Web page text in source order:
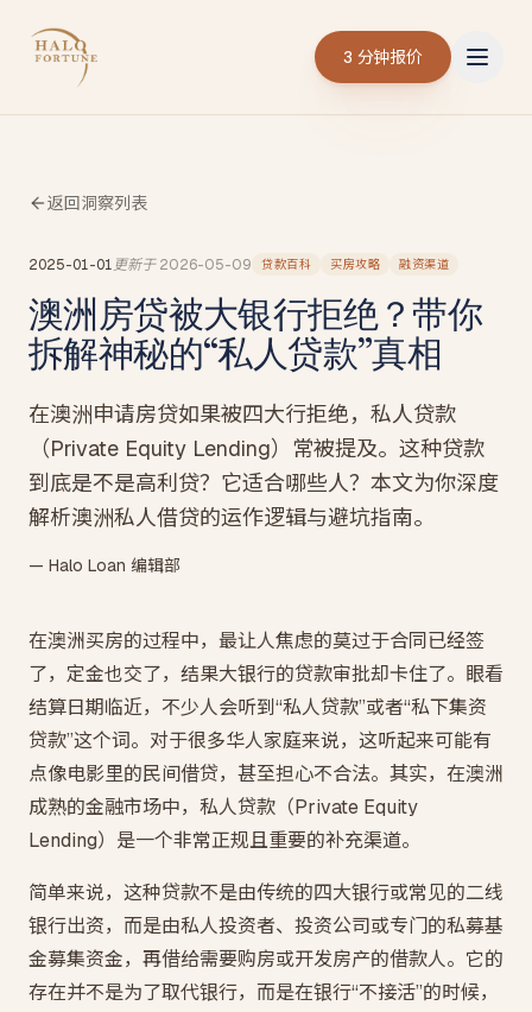
3 分钟报价
返回洞察列表
2025-01-01更新于 2026-05-09 贷款百科 买房攻略 融资渠道
澳洲房贷被大银行拒绝？带你
拆解神秘的“私人贷款”真相
在澳洲申请房贷如果被四大行拒绝，私人贷款
（Private Equity Lending）常被提及。这种贷款
到底是不是高利贷？它适合哪些人？本文为你深度
解析澳洲私人借贷的运作逻辑与避坑指南。
— Halo Loan 编辑部
在澳洲买房的过程中，最让人焦虑的莫过于合同已经签
了，定金也交了，结果大银行的贷款审批却卡住了。眼看
结算日期临近，不少人会听到“私人贷款”或者“私下集资
贷款”这个词。对于很多华人家庭来说，这听起来可能有
点像电影里的民间借贷，甚至担心不合法。其实，在澳洲
成熟的金融市场中，私人贷款（Private Equity
Lending）是一个非常正规且重要的补充渠道。
简单来说，这种贷款不是由传统的四大银行或常见的二线
银行出资，而是由私人投资者、投资公司或专门的私募基
金募集资金，再借给需要购房或开发房产的借款人。它的
存在并不是为了取代银行，而是在银行“不接活”的时候，